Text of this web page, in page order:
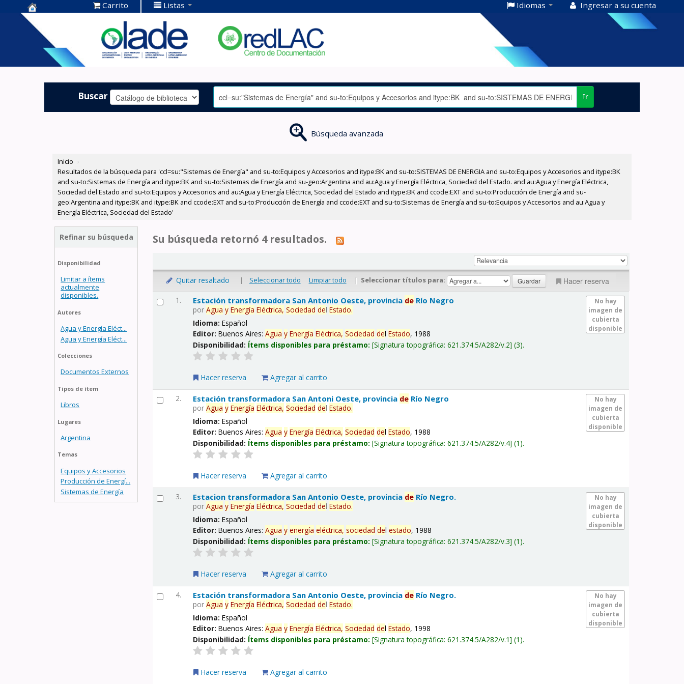
Centro de
Documentación
OLADE -
Carrito Listas Idiomas Ingresar a su cuenta
Buscar Ir
Búsqueda avanzada
Inicio ›
Resultados de la búsqueda para 'ccl=su:"Sistemas de Energía" and su-to:Equipos y Accesorios and itype:BK and su-to:SISTEMAS DE ENERGIA and su-to:Equipos y Accesorios and itype:BK
and su-to:Sistemas de Energía and itype:BK and su-to:Sistemas de Energía and su-geo:Argentina and au:Agua y Energía Eléctrica, Sociedad del Estado. and au:Agua y Energía Eléctrica,
Sociedad del Estado and su-to:Equipos y Accesorios and au:Agua y Energía Eléctrica, Sociedad del Estado and itype:BK and ccode:EXT and su-to:Producción de Energía and su-
geo:Argentina and itype:BK and itype:BK and ccode:EXT and su-to:Producción de Energía and ccode:EXT and su-to:Sistemas de Energía and su-to:Equipos y Accesorios and au:Agua y
Energía Eléctrica, Sociedad del Estado'
Refinar su búsqueda
Disponibilidad
Limitar a ítems
actualmente
disponibles.
Autores
Agua y Energía Eléct...
Agua y Energía Eléct...
Colecciones
Documentos Externos
Tipos de ítem
Libros
Lugares
Argentina
Temas
Equipos y Accesorios
Producción de Energí...
Sistemas de Energía
Su búsqueda retornó 4 resultados.
Quitar resaltado | Seleccionar todo Limpiar todo | Seleccionar títulos para: Hacer reserva
1.
No hay
imagen de
cubierta
disponible
Estación transformadora San Antonio Oeste, provincia de Río Negro
porAgua y Energía Eléctrica, Sociedad delEstado.
Idioma:Español
Editor:Buenos Aires:Agua y Energía Eléctrica, Sociedad delEstado, 1988
Disponibilidad: Ítems disponibles para préstamo: Signatura topográfica:621.374.5/A282/v.2 (3).
Hacer reserva Agregar al carrito
2.
No hay
imagen de
cubierta
disponible
Estación transformadora San Antoni Oeste, provincia de Río Negro
porAgua y Energía Eléctrica, Sociedad delEstado.
Idioma:Español
Editor:Buenos Aires:Agua y Energía Eléctrica, Sociedad delEstado, 1988
Disponibilidad: Ítems disponibles para préstamo: Signatura topográfica:621.374.5/A282/v.4 (1).
Hacer reserva Agregar al carrito
3.
No hay
imagen de
cubierta
disponible
Estacion transformadora San Antonio Oeste, provincia de Río Negro.
porAgua y Energía Eléctrica, Sociedad delEstado.
Idioma:Español
Editor:Buenos Aires:Agua y energía eléctrica, sociedad delestado, 1988
Disponibilidad: Ítems disponibles para préstamo: Signatura topográfica:621.374.5/A282/v.3 (1).
Hacer reserva Agregar al carrito
4.
No hay
imagen de
cubierta
disponible
Estación transformadora San Antonio Oeste, provincia de Río Negro.
porAgua y Energía Eléctrica, Sociedad delEstado.
Idioma:Español
Editor:Buenos Aires:Agua y Energía Eléctrica, Sociedad delEstado, 1998
Disponibilidad: Ítems disponibles para préstamo: Signatura topográfica:621.374.5/A282/v.1 (1).
Hacer reserva Agregar al carrito